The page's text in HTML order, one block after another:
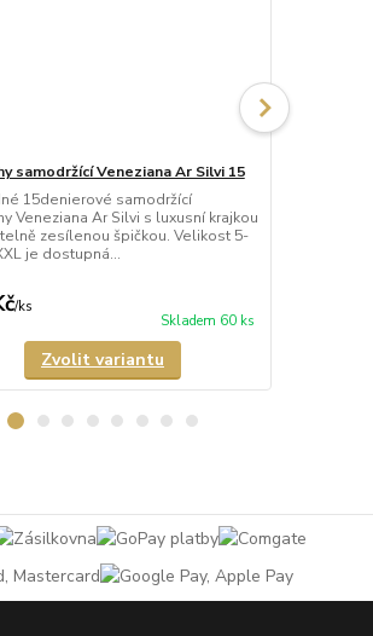
samodržící Veneziana Ar Silvi 15
15denierové samodržící
Veneziana Ar Silvi s luxusní krajkou
zesílenou špičkou. Velikost 5-
je dostupná...
/ks
Skladem 60 ks
Zvolit variantu